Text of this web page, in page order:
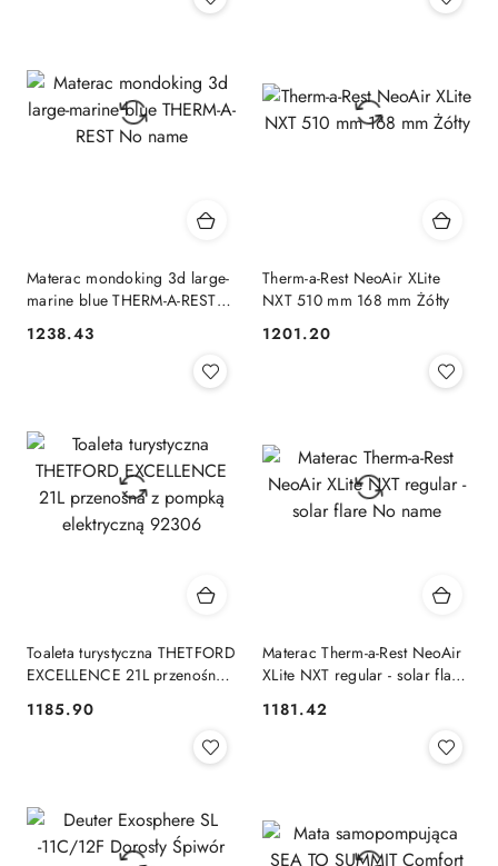
Materac mondoking 3d large-
marine blue THERM-A-REST
Cena:
1238.43
Therm-a-Rest NeoAir XLite
NXT 510 mm 168 mm Żółty
Cena:
1201.20
Toaleta turystyczna THETFORD
EXCELLENCE 21L przenośna
Cena:
1185.90
Materac Therm-a-Rest NeoAir
XLite NXT regular - solar flare
Cena:
1181.42